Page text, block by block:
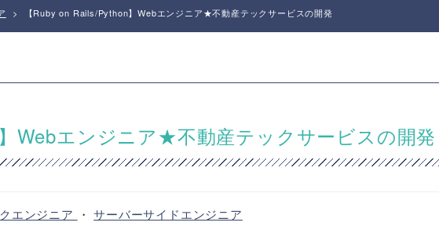
> 【Ruby on Rails/Python】Webエンジニア★不動産テックサービスの開発
Webエンジニア★不動産テックサービスの開発
エンジニア ・サーバーサイドエンジニア